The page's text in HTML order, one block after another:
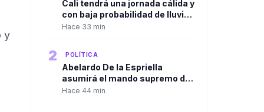
y
Cali tendrá una jornada cálida y
con baja probabilidad de lluvia
durante la posesión
Hace 33 min
2 POLÍTICA
Abelardo De la Espriella
asumirá el mando supremo de
las Fuerzas Armadas con el
Hace 44 min